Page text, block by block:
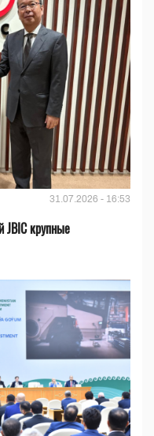
31.07.2026 - 16:53
JBIC крупные